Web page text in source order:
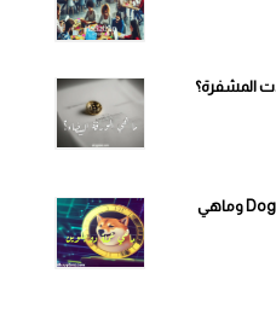
المشفرة؟
ماهي عملة الدوجكوين -Dogecoin وماهي